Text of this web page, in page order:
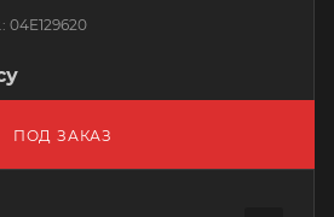
04E129620
ПОД ЗАКАЗ